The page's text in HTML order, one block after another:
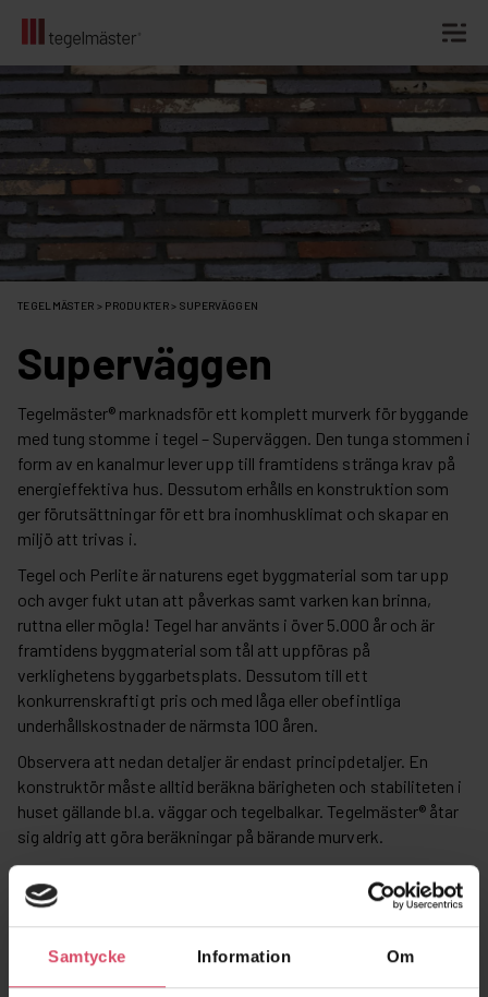
Samtycke Information Om
Fortsätt
innehållet
TEGELMÄSTER > PRODUKTER> SUPERVÄGGEN
Superväggen
Tegelmäster® marknadsför ett komplett murverk för byggande
med tung stomme i tegel – Superväggen. Den tunga stommen i
form av en kanalmur lever upp till framtidens stränga krav på
energieffektiva hus. Dessutom erhålls en konstruktion som
ger förutsättningar för ett bra inomhusklimat och skapar en
miljö att trivas i.
Tegel och Perlite är naturens eget byggmaterial som tar upp
och avger fukt utan att påverkas samt varken kan brinna,
ruttna eller mögla! Tegel har använts i över 5.000 år och är
framtidens byggmaterial som tål att uppföras på
verklighetens byggarbetsplats. Dessutom till ett
konkurrenskraftigt pris och med låga eller obefintliga
underhållskostnader de närmsta 100 åren.
Observera att nedan detaljer är endast principdetaljer. En
konstruktör måste alltid beräkna bärigheten och stabiliteten i
huset gällande bl.a. väggar och tegelbalkar. Tegelmäster® åtar
sig aldrig att göra beräkningar på bärande murverk.
Termisk tröghet
Tungt material som tegel lagrar värme bättre än t.ex. gips och
av stor betydelse för både energiförbrukning och
inomhusmiljö.